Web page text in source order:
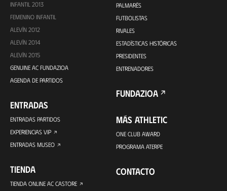
INFANTIL 2013
FEMENINO INFANTIL
ALEVÍN 2012
ALEVÍN 2014
ALEVÍN 2015
GENUINE AC FUNDAZIOA
AGENDA DE PARTIDOS
ENTRADAS
ENTRADAS PARTIDOS
EXPERIENCIAS VIP
ENTRADAS MUSEO
TIENDA
TIENDA ONLINE AC CASTORE
PALMARÉS
FUTBOLISTAS
RIVALES
ESTADÍSTICAS HISTÓRICAS
PRESIDENTES
ENTRENADORES
FUNDAZIOA
MÁS ATHLETIC
ONE CLUB AWARD
PROGRAMA ATERPE
CONTACTO